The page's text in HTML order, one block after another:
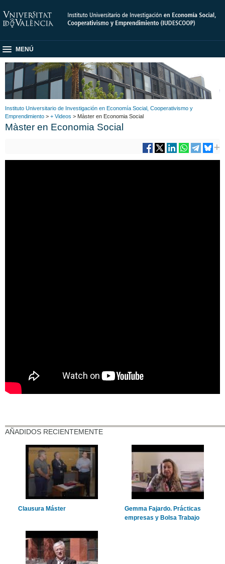
MENÚ
Instituto Universitario de Investigación en Economía Social, Cooperativismo y
Emprendimiento > + Videos > Màster en Economia Social
Màster en Economia Social
AÑADIDOS RECIENTEMENTE
Clausura Máster
Gemma Fajardo. Prácticas
empresas y Bolsa Trabajo